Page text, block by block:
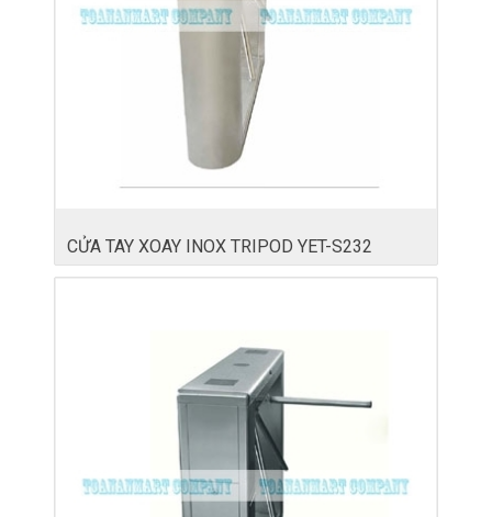
CỬA TAY XOAY INOX TRIPOD YET-S232